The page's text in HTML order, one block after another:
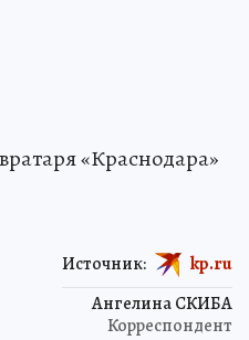
«Краснодара»
Ангелина СКИБА
Корреспондент
Источник: kp.ru